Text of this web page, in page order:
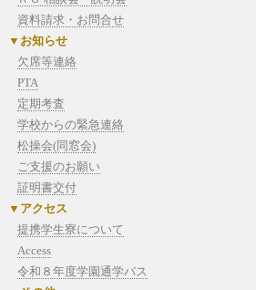
資料請求・お問合せ
お知らせ
欠席等連絡
PTA
定期考査
学校からの緊急連絡
松操会(同窓会)
ご支援のお願い
証明書交付
アクセス
提携学生寮について
Access
令和８年度学園通学バス